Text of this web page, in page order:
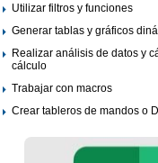
Utilizar filtros y funciones
Generar tablas y gráficos
Realizar análisis de datos y
cálculo
Trabajar con macros
Crear tableros de mandos o